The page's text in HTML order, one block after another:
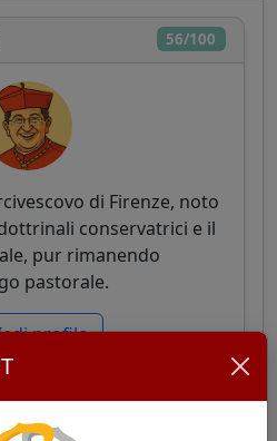
56/100
di Firenze, noto
conservatrici e il
pur rimanendo
pastorale.
profilo